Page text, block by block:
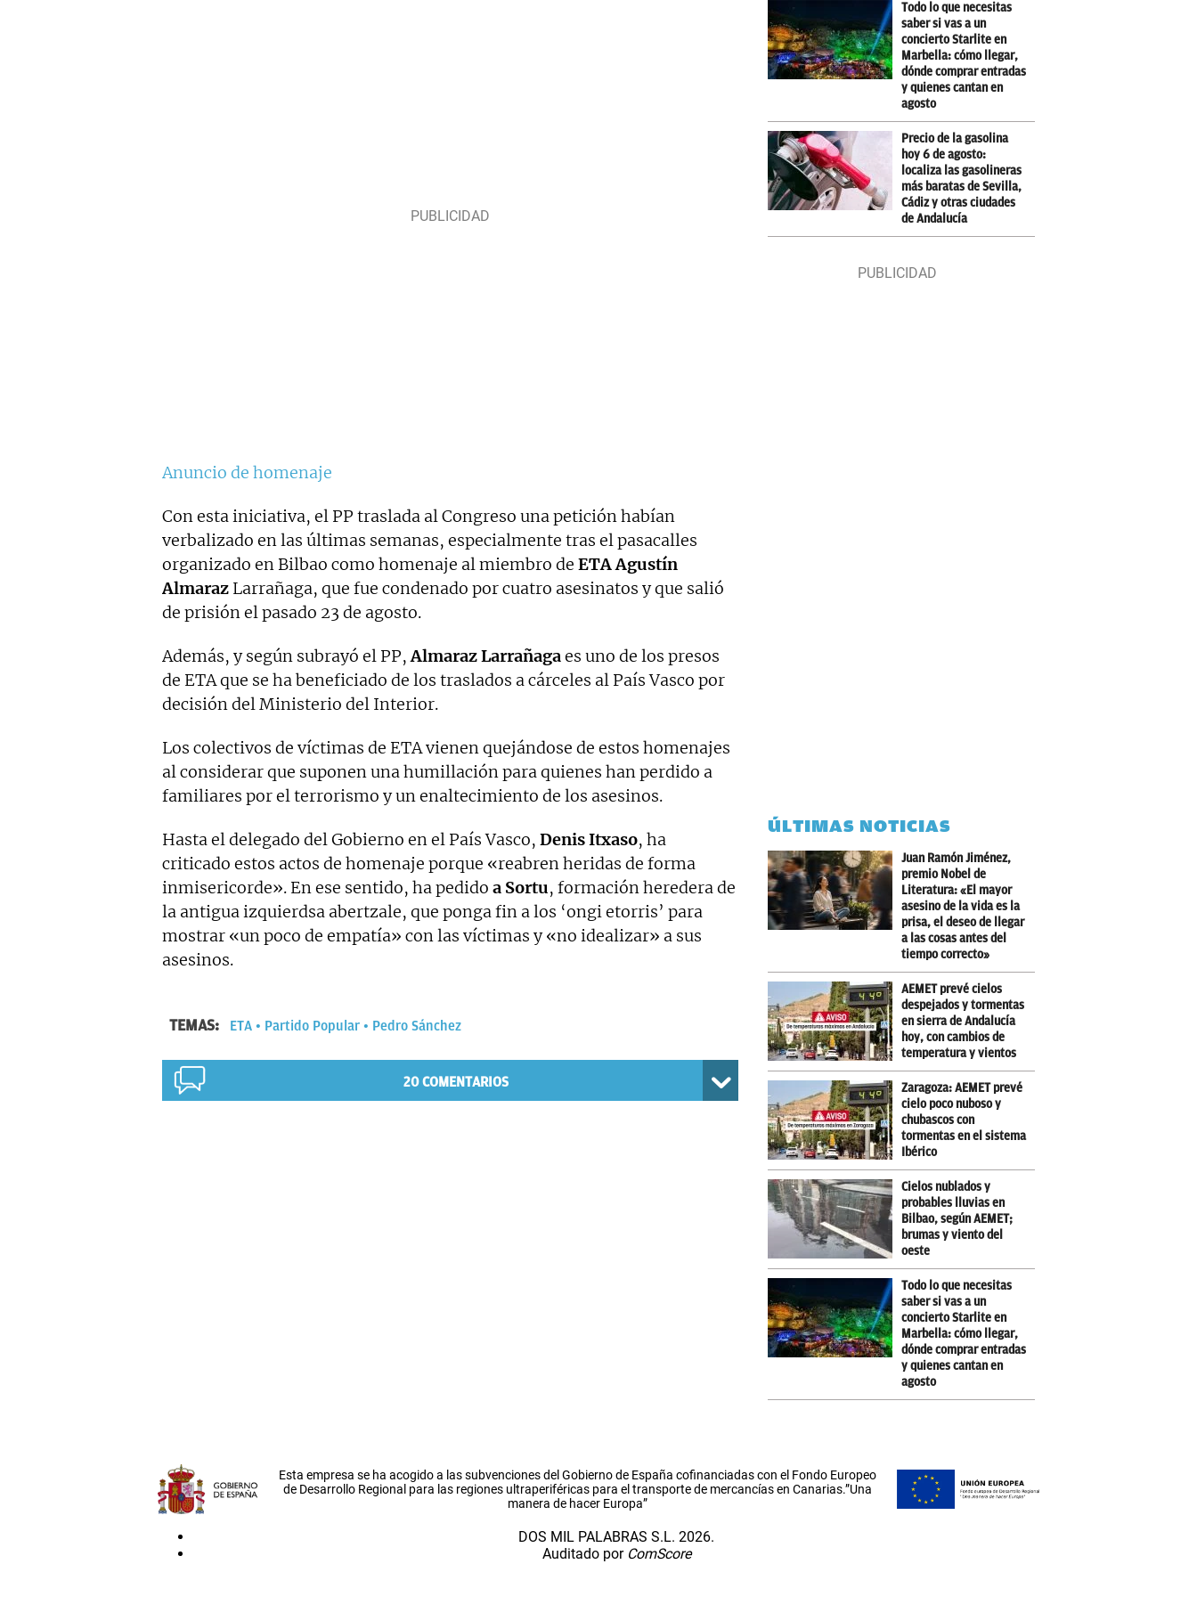
Anuncio de homenaje
Con esta iniciativa, el PP traslada al Congreso una petición habían
verbalizado en las últimas semanas, especialmente tras el pasacalles
organizado en Bilbao como homenaje al miembro de ETA Agustín
Almaraz Larrañaga, que fue condenado por cuatro asesinatos y que salió
de prisión el pasado 23 de agosto.
Además, y según subrayó el PP,Almaraz Larrañagaes uno de los presos
de ETA que se ha beneficiado de los traslados a cárceles al País Vasco por
decisión del Ministerio del Interior.
Los colectivos de víctimas de ETA vienen quejándose de estos homenajes
al considerar que suponen una humillación para quienes han perdido a
familiares por el terrorismo y un enaltecimiento de los asesinos.
Hasta el delegado del Gobierno en el País Vasco, Denis Itxaso, ha
criticado estos actos de homenaje porque «reabren heridas de forma
inmisericorde». En ese sentido, ha pedido a Sortu, formación heredera de
la antigua izquierdsa abertzale, que ponga fin a los ‘ongi etorris’ para
mostrar «un poco de empatía» con las víctimas y «no idealizar» a sus
asesinos.
TEMAS: ETA Partido Popular Pedro Sánchez
20COMENTARIOS
Todo lo que necesitas
saber si vas a un
concierto Starlite en
Marbella: cómo llegar,
dónde comprar entradas
y quienes cantan en
agosto
Precio de la gasolina
hoy 6 de agosto:
localiza las gasolineras
más baratas de Sevilla,
Cádiz y otras ciudades
de Andalucía
ÚLTIMAS NOTICIAS
Juan Ramón Jiménez,
premio Nobel de
Literatura: «El mayor
asesino de la vida es la
prisa, el deseo de llegar
a las cosas antes del
tiempo correcto»
AEMET prevé cielos
despejados y tormentas
en sierra de Andalucía
hoy, con cambios de
temperatura y vientos
Zaragoza: AEMET prevé
cielo poco nuboso y
chubascos con
tormentas en el sistema
Ibérico
Cielos nublados y
probables lluvias en
Bilbao, según AEMET;
brumas y viento del
oeste
Todo lo que necesitas
saber si vas a un
concierto Starlite en
Marbella: cómo llegar,
dónde comprar entradas
y quienes cantan en
agosto
Esta empresa se ha acogido a las subvenciones del Gobierno de España cofinanciadas con el Fondo Europeo
de Desarrollo Regional para las regiones ultraperiféricas para el transporte de mercancías en Canarias.”Una
manera de hacer Europa”
DOS MIL PALABRAS S.L. 2026.
Auditado por ComScore